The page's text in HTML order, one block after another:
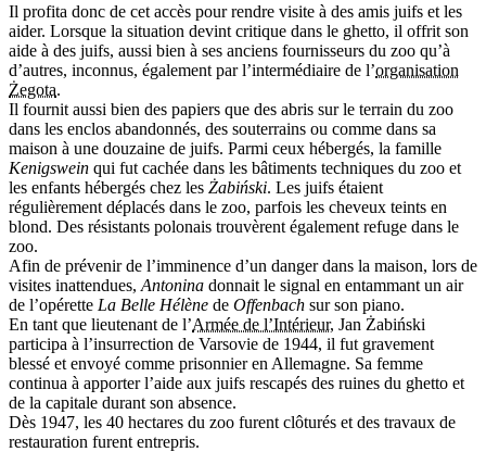
Il profita donc de cet accès pour rendre visite à des amis juifs et les
aider. Lorsque la situation devint critique dans le ghetto, il offrit son
aide à des juifs, aussi bien à ses anciens fournisseurs du zoo qu’à
d’autres, inconnus, également par l’intermédiaire de l’organisation
Żegota.
Il fournit aussi bien des papiers que des abris sur le terrain du zoo
dans les enclos abandonnés, des souterrains ou comme dans sa
maison à une douzaine de juifs. Parmi ceux hébergés, la famille
Kenigswein qui fut cachée dans les bâtiments techniques du zoo et
les enfants hébergés chez les Żabiński. Les juifs étaient
régulièrement déplacés dans le zoo, parfois les cheveux teints en
blond. Des résistants polonais trouvèrent également refuge dans le
zoo.
Afin de prévenir de l’imminence d’un danger dans la maison, lors de
visites inattendues, Antonina donnait le signal en entammant un air
de l’opérette La Belle Hélène de Offenbach sur son piano.
En tant que lieutenant de l’Armée de l’Intérieur, Jan Żabiński
participa à l’insurrection de Varsovie de 1944, il fut gravement
blessé et envoyé comme prisonnier en Allemagne. Sa femme
continua à apporter l’aide aux juifs rescapés des ruines du ghetto et
de la capitale durant son absence.
Dès 1947, les 40 hectares du zoo furent clôturés et des travaux de
restauration furent entrepris.